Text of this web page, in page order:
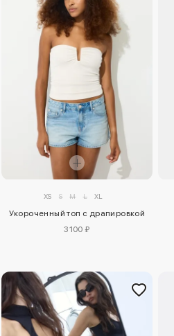
XS S M L XL
Укороченный топ с драпировкой
3100 ₽